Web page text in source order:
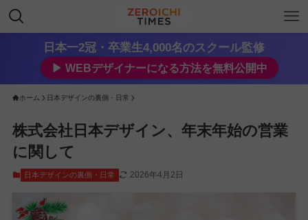
日本一2冠・卒業生4,000名のスクール監修
▶︎ WEBデザイナーになる方法を無料公開中
ホーム 日本デザインの裏側・日常
株式会社日本デザイン、年末年始の営業
に関して
日本デザインの裏側・日常 2026年4月2日